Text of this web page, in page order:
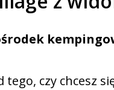
tego, czy chcesz